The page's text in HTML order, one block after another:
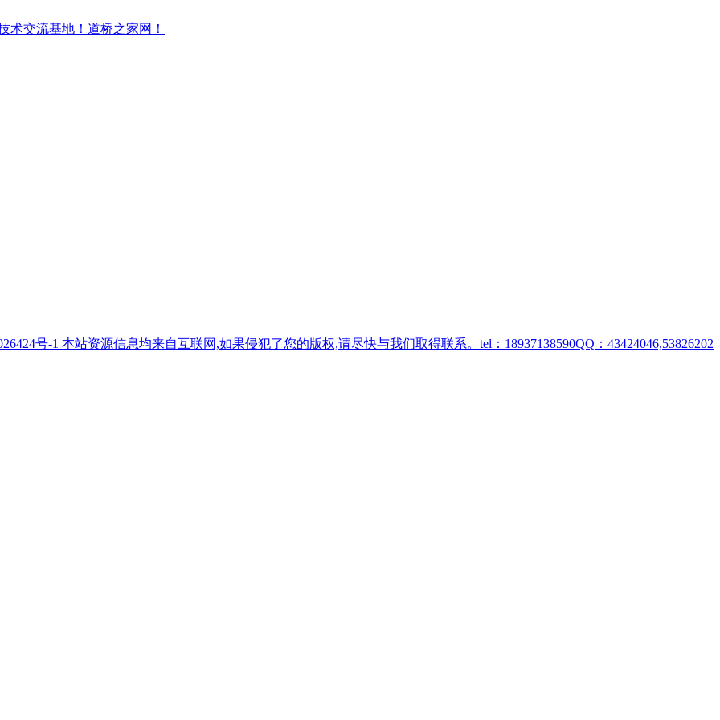
号-1 本站资源信息均来自互联网,如果侵犯了您的版权,请尽快与我们取得联系。tel：18937138590QQ：43424046,53826202